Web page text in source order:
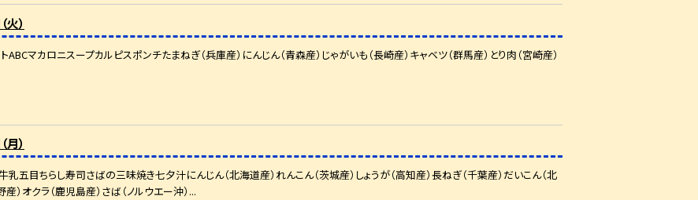
）
ABCマカロニスープカルピスポンチたまねぎ（兵庫産）にんじん（青森産）じゃがいも（長崎産）キャベツ（群馬産）とり肉（宮崎産）
）
五目ちらし寿司さばの三味焼き七夕汁にんじん（北海道産）れんこん（茨城産）しょうが（高知産）長ねぎ（千葉産）だいこん（北
）オクラ（鹿児島産）さば（ノルウエー沖）...